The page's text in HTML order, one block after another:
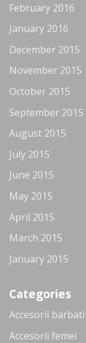
February 2016
January 2016
December 2015
November 2015
October 2015
September 2015
August 2015
July 2015
June 2015
May 2015
April 2015
March 2015
January 2015
Categories
Accesorii barbati
Accesorii femei